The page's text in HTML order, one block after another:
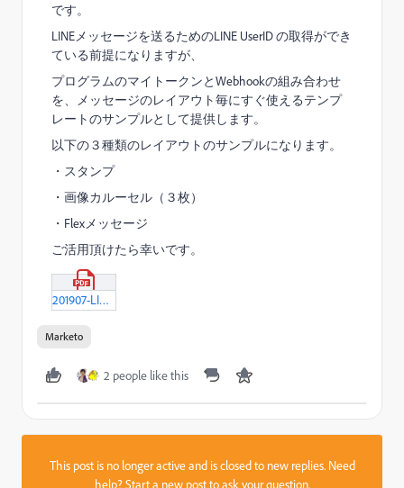
です。
LINEメッセージを送るためのLINE UserID の取得ができ
ている前提になりますが、
プログラムのマイトークンとWebhookの組み合わせ
を、メッセージのレイアウト毎にすぐ使えるテンプ
レートのサンプルとして提供します。
以下の３種類のレイアウトのサンプルになります。
・スタンプ
・画像カルーセル（３枚）
・Flexメッセージ
ご活用頂けたら幸いです。
201907-LINE連携メッセージテンプレート.pdf
Marketo
2 people like this
This post is no longer active and is closed to new replies. Need
help?Start a new postto ask your question.